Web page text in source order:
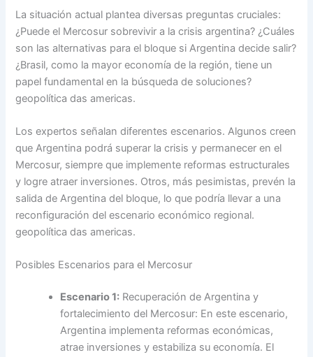
La situación actual plantea diversas preguntas cruciales:
¿Puede el Mercosur sobrevivir a la crisis argentina? ¿Cuáles
son las alternativas para el bloque si Argentina decide salir?
¿Brasil, como la mayor economía de la región, tiene un
papel fundamental en la búsqueda de soluciones?
geopolítica das americas.
Los expertos señalan diferentes escenarios. Algunos creen
que Argentina podrá superar la crisis y permanecer en el
Mercosur, siempre que implemente reformas estructurales
y logre atraer inversiones. Otros, más pesimistas, prevén la
salida de Argentina del bloque, lo que podría llevar a una
reconfiguración del escenario económico regional.
geopolítica das americas.
Posibles Escenarios para el Mercosur
Escenario 1: Recuperación de Argentina y
fortalecimiento del Mercosur: En este escenario,
Argentina implementa reformas económicas,
atrae inversiones y estabiliza su economía. El